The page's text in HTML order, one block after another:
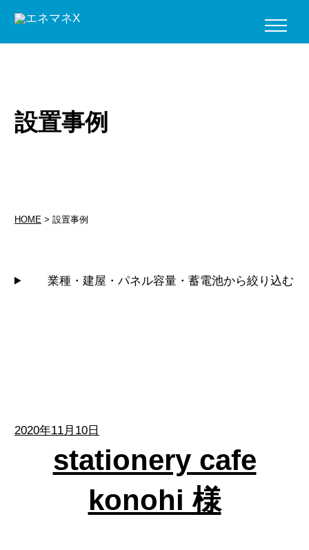
設置事例
HOME > 設置事例
業種・建屋・パネル容量・蓄電池から絞り込む
2020年11月10日
stationery cafe
konohi 様